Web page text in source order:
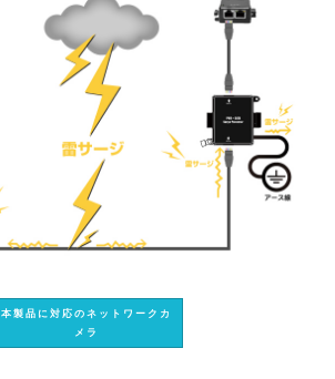
本製品に対応のネットワークカ
メラ